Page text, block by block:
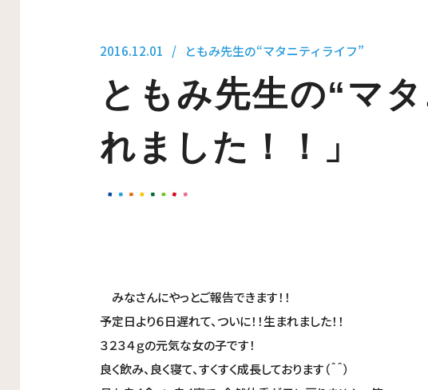
2016.12.01 ともみ先生の“マタニティライフ”
ともみ先生の“マ
れました！！」
みなさんにやっとご報告できます！！
予定日より６日遅れて、ついに！！生まれました！！
３２３４ｇの元気な女の子です！
良く飲み、良く寝て、すくすく成長しております（＾＾）